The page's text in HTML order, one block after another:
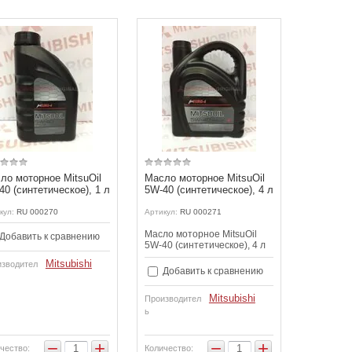
моторное MitsuOil
(синтетическое), 1 л
RU 000270
к сравнению
Mitsubishi
Масло моторное MitsuOil
5W-40 (синтетическое), 4 л
Артикул: RU 000271
Масло моторное MitsuOil
5W-40 (синтетическое), 4 л
Добавить к сравнению
Производител
ь
Mitsubishi
Количество: